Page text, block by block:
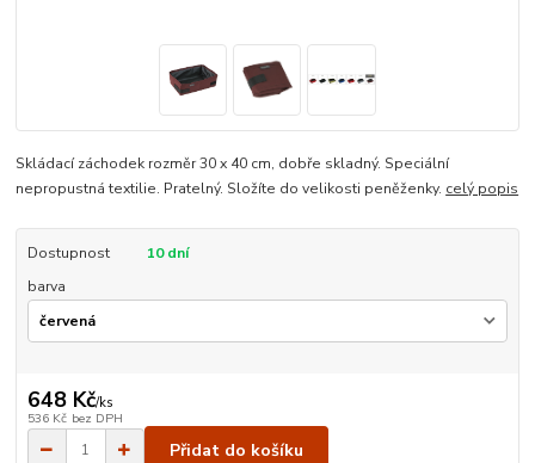
Skládací záchodek rozměr 30 x 40 cm, dobře skladný. Speciální
nepropustná textilie. Pratelný. Složíte do velikosti peněženky. celý popis
Dostupnost
10 dní
barva
648 Kč/ks
536 Kč bez DPH
Přidat do košíku